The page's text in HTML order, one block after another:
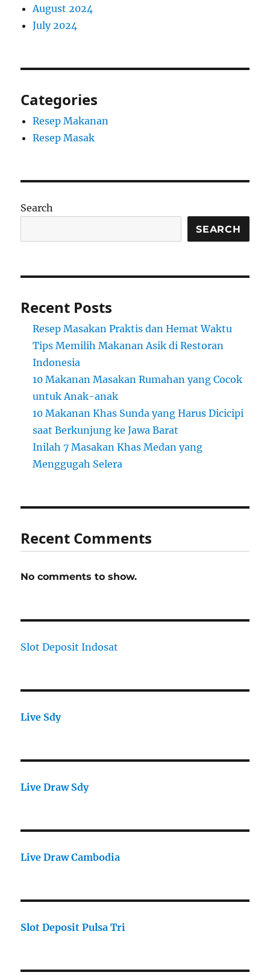
August 2024
July 2024
Categories
Resep Makanan
Resep Masak
Search
SEARCH
Recent Posts
Resep Masakan Praktis dan Hemat Waktu
Tips Memilih Makanan Asik di Restoran
Indonesia
10 Makanan Masakan Rumahan yang Cocok
untuk Anak-anak
10 Makanan Khas Sunda yang Harus Dicicipi
saat Berkunjung ke Jawa Barat
Inilah 7 Masakan Khas Medan yang
Menggugah Selera
Recent Comments
No comments to show.
Slot Deposit Indosat
Live Sdy
Live Draw Sdy
Live Draw Cambodia
Slot Deposit Pulsa Tri